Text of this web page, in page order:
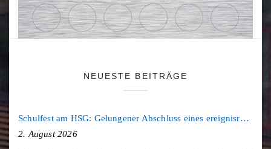
NEUESTE BEITRÄGE
Schulfest am HSG: Gelungener Abschluss eines ereignisreichen Schuljahres
2. August 2026